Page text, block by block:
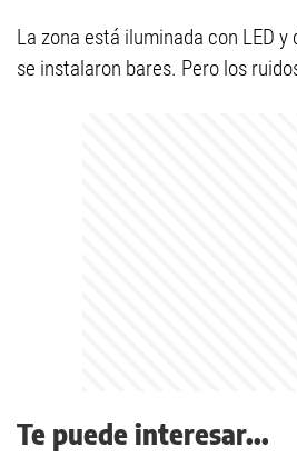
La zona está iluminada con LED y
se instalaron bares. Pero los
Te puede interesar...